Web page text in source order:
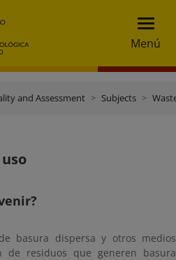
Menú
and Assessment Subjects
basura dispersa y otros medios
de residuos que generen basura